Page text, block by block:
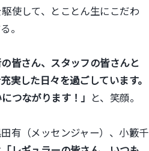
使して、とことん生にこだわ
。
皆さん、スタッフの皆さんと
実した日々を過ごしています。
つながります！」
と、笑顔。
有（メッセンジャー）、小籔千